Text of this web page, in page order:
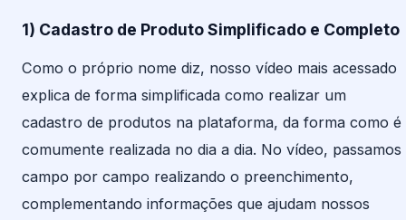
1) Cadastro de Produto Simplificado e Completo
Como o próprio nome diz, nosso vídeo mais acessado
explica de forma simplificada como realizar um
cadastro de produtos na plataforma, da forma como é
comumente realizada no dia a dia. No vídeo, passamos
campo por campo realizando o preenchimento,
complementando informações que ajudam nossos